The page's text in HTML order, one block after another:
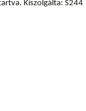
Kiszolgálta: S244